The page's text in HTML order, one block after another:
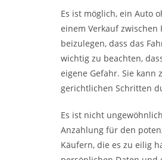
Es ist möglich, ein Auto
einem Verkauf
beizulegen, dass das
wichtig zu beachten,
eigene Gefahr. Sie kann
gerichtlichen Schritten
Es ist nicht
Anzahlung für den
Käufern, die es zu eilig